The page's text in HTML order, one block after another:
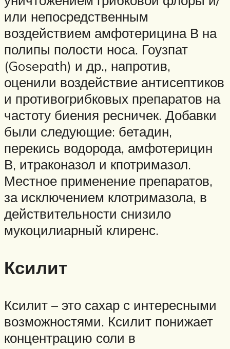
или непосредственным
воздействием амфотерицина В на
полипы полости носа. Гоузпат
(Gosepath) и др., напротив,
оценили воздействие антисептиков
и противогрибковых препаратов на
частоту биения ресничек. Добавки
были следующие: бетадин,
перекись водорода, амфотерицин
В, итраконазол и кпотримазол.
Местное применение препаратов,
за исключением клотримазола, в
действительности снизило
мукоцилиарный клиренс.
Ксилит
Ксилит – это сахар с интересными
возможностями. Ксилит понижает
концентрацию соли в